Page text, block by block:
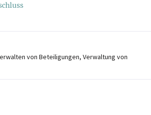
von Beteiligungen, Verwaltung von